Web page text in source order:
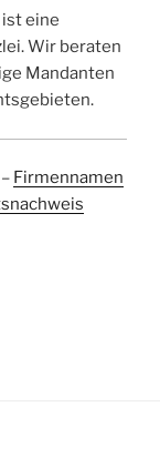
eine
Wir beraten
Mandanten
– Firmennamen